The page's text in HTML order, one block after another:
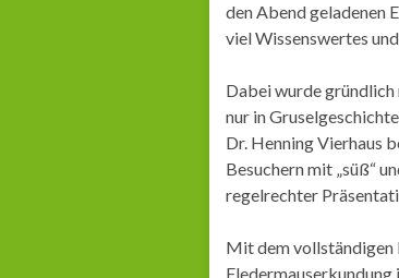
den Abend geladenen
viel Wissenswertes
Dabei wurde gründlich
nur in
Dr. Henning Vierhaus
Besuchern mit „süß“
regelrechter
Mit dem vollständigen